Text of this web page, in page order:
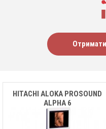
HITACHI ALOKA PROSOUND
ALPHA 6